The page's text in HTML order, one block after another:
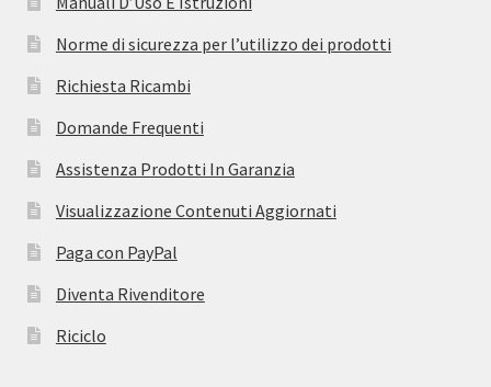
Norme di sicurezza per l’utilizzo dei prodotti
Richiesta Ricambi
Domande Frequenti
Assistenza Prodotti In Garanzia
Visualizzazione Contenuti Aggiornati
Paga con PayPal
Diventa Rivenditore
Riciclo